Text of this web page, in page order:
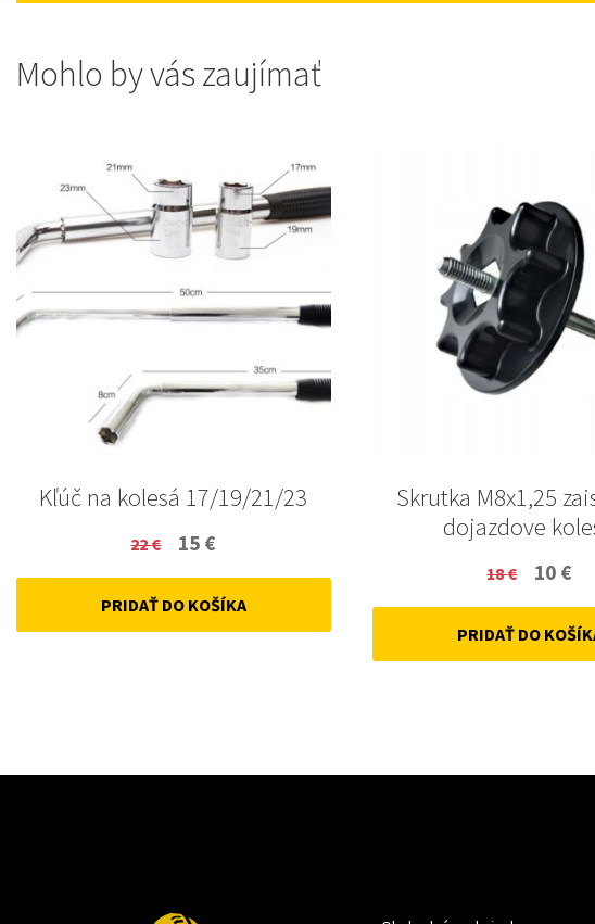
Mohlo by vás zaujímať
Kľúč na kolesá 17/19/21/23
22€
Original
price
was:
15 €
price
is:
PRIDAŤ DO KOŠÍKA
Skrutka M8x1,25
dojazdove
18€
Original
price
was:
10 €
is:
PRIDAŤ DO